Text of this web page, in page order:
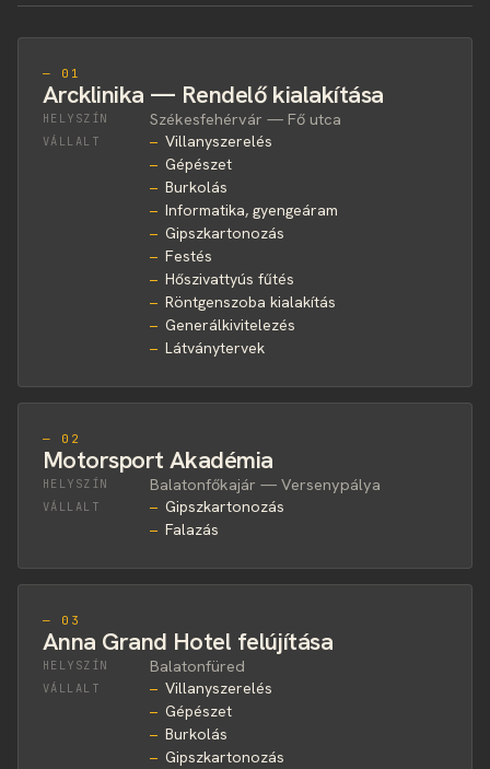
— 01
Arcklinika — Rendelő kialakítása
HELYSZÍN Székesfehérvár — Fő utca
VÁLLALT
Villanyszerelés
Gépészet
Burkolás
Informatika, gyengeáram
Gipszkartonozás
Festés
Hőszivattyús fűtés
Röntgenszoba kialakítás
Generálkivitelezés
Látványtervek
— 02
Motorsport Akadémia
HELYSZÍN Balatonfőkajár — Versenypálya
VÁLLALT
Gipszkartonozás
Falazás
— 03
Anna Grand Hotel felújítása
HELYSZÍN Balatonfüred
VÁLLALT
Villanyszerelés
Gépészet
Burkolás
Gipszkartonozás